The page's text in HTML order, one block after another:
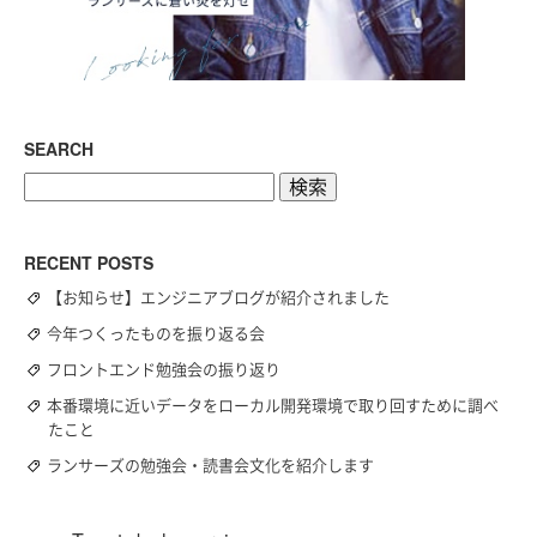
SEARCH
RECENT POSTS
【お知らせ】エンジニアブログが紹介されました
今年つくったものを振り返る会
フロントエンド勉強会の振り返り
本番環境に近いデータをローカル開発環境で取り回すために調べ
たこと
ランサーズの勉強会・読書会文化を紹介します